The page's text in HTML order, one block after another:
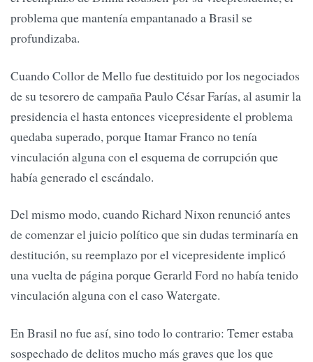
problema que mantenía empantanado a Brasil se
profundizaba.
Cuando Collor de Mello fue destituido por los negociados
de su tesorero de campaña Paulo César Farías, al asumir la
presidencia el hasta entonces vicepresidente el problema
quedaba superado, porque Itamar Franco no tenía
vinculación alguna con el esquema de corrupción que
había generado el escándalo.
Del mismo modo, cuando Richard Nixon renunció antes
de comenzar el juicio político que sin dudas terminaría en
destitución, su reemplazo por el vicepresidente implicó
una vuelta de página porque Gerarld Ford no había tenido
vinculación alguna con el caso Watergate.
En Brasil no fue así, sino todo lo contrario: Temer estaba
sospechado de delitos mucho más graves que los que